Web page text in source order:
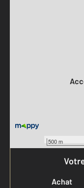
500 m
Achat